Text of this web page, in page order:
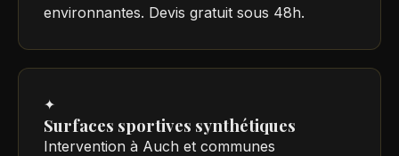
environnantes. Devis gratuit sous 48h.
✦
Surfaces sportives synthétiques
Intervention à Auch et communes